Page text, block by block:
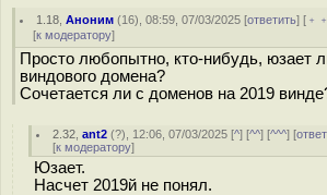
1.18 ,Аноним (16), 08:59, 07/03/2025 [ответить] [
[к модератору]
Просто любопытно, кто-нибудь, юзает
виндового домена?
Сочетается ли с доменов на 2019
2.32 ,ant2 (?), 12:06, 07/03/2025 [^] [^^] [^^^] [
[к модератору]
Юзает.
Насчет 2019й не понял.